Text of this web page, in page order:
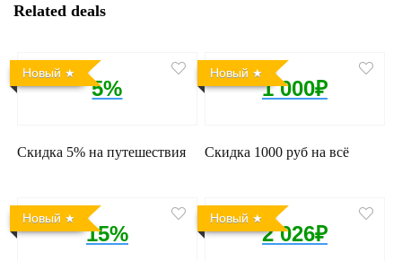
Related deals
Новый
5%
Скидка 5% на путешествия
Новый
1 000₽
Скидка 1000 руб на всё
Новый
15%
Новый
2 026₽